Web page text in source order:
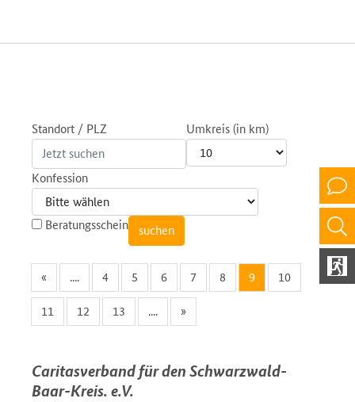
Standort / PLZ Umkreis (in km)
Konfession
Beratungsschein
« .... 4 5 6 7 8 9 10
11 12 13 .... »
Caritasverband für den Schwarzwald-
Baar-Kreis. e.V.